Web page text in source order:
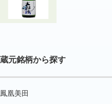
蔵元銘柄から探す
鳳凰美田